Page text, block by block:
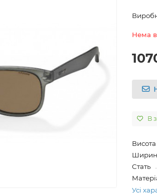
Нема в
В
Стать
Усі